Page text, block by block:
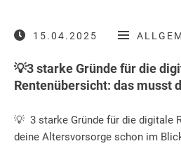
15.04.2025
💡3 starke Gründe für die
Rentenübersicht: das musst
💡 3 starke Gründe für die digitale
deine Altersvorsorge schon im